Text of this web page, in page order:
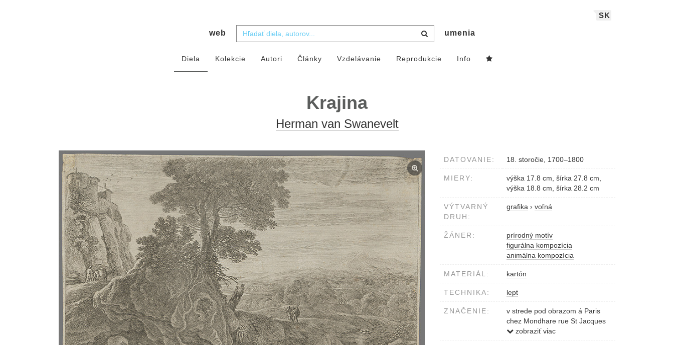
SK
web umenia
Diela Kolekcie Autori Články Vzdelávanie Reprodukcie Info
Krajina
Herman van Swanevelt
DATOVANIE: 18. storočie, 1700–1800
MIERY:
výška 17.8 cm, šírka 27.8 cm,
výška 18.8 cm, šírka 28.2 cm
VÝTVARNÝ
DRUH:
grafika › voľná
ŽÁNER:
prírodný motív
figurálna kompozícia
animálna kompozícia
MATERIÁL: kartón
TECHNIKA: lept
ZNAČENIE:
v strede pod obrazom á Paris
chez Mondhare rue St Jacques
vľavo pod obrazom Herman van
zobraziť viac